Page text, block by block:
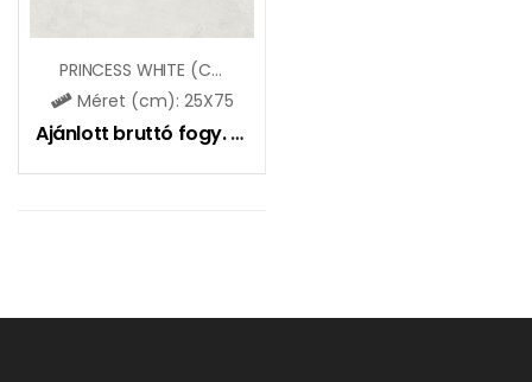
PRINCESS WHITE (CCR150)
Méret (cm): 25X75
Ajánlott bruttó fogy. ár: